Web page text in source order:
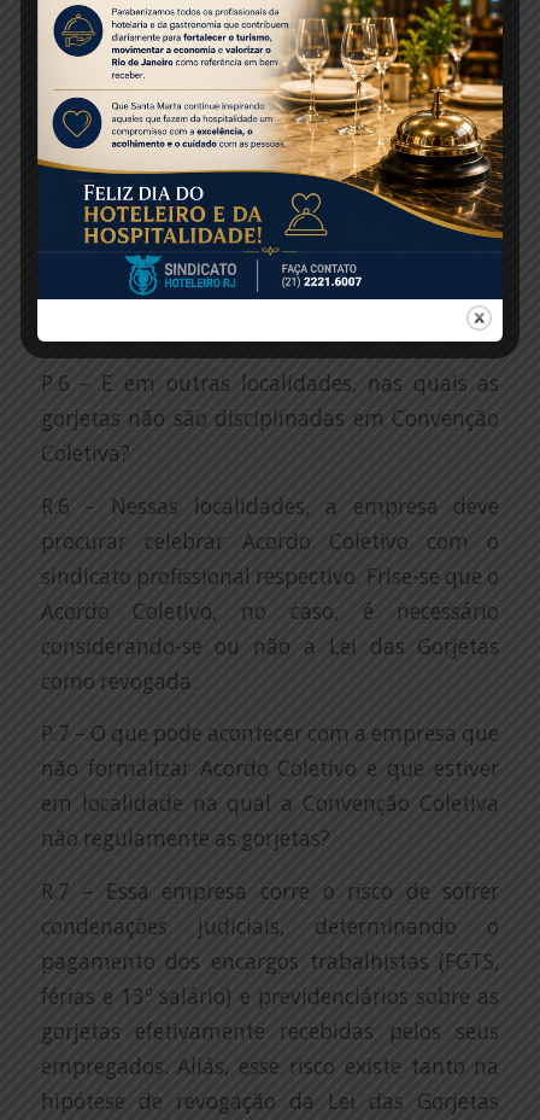
da localidade. Assim, no exemplo de São Paulo,
cuja Convenção Coletiva contém, em linhas
gerais, as mesmas regras da Lei das Gorjetas
não mudaria absolutamente nada. As
empresas devem seguir observando as regras
dessa Convenção Coletiva, inclusive em
relação aos Termos de Implantação das
Gorjetas. Em São Paulo, estariam irregulares
apenas as empresas que não formalizaram os
P.6 – E em outras localidades, nas quais as
gorjetas não são disciplinadas em Convenção
Coletiva?
R.6 – Nessas localidades, a empresa deve
procurar celebrar Acordo Coletivo com o
sindicato profissional respectivo. Frise-se que o
Acordo Coletivo, no caso, é necessário
considerando-se ou não a Lei das Gorjetas
como revogada.
P.7 – O que pode acontecer com a empresa que
não formalizar Acordo Coletivo e que estiver
em localidade na qual a Convenção Coletiva
não regulamente as gorjetas?
R.7 – Essa empresa corre o risco de sofrer
condenações judiciais, determinando o
pagamento dos encargos trabalhistas (FGTS,
férias e 13º salário) e previdenciários sobre as
gorjetas efetivamente recebidas pelos seus
empregados. Aliás, esse risco existe tanto na
hipótese de revogação da Lei das Gorjetas